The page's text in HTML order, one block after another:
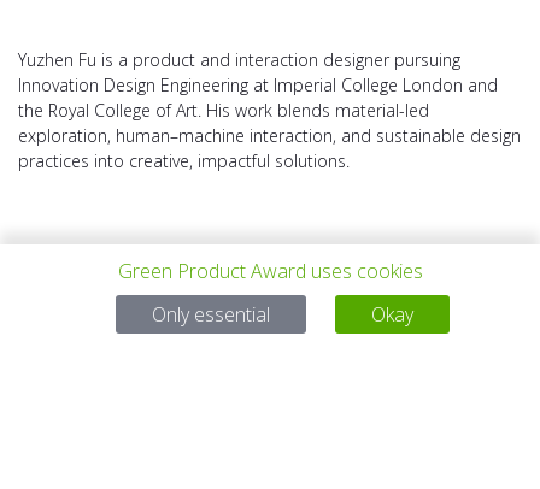
Yuzhen Fu is a product and interaction designer pursuing
Innovation Design Engineering at Imperial College London and
the Royal College of Art. His work blends material-led
exploration, human–machine interaction, and sustainable design
practices into creative, impactful solutions.
VORHERIGES ALLE PROJEKTE NÄCHSTES
Green Product Award uses cookies
Only essential
Okay